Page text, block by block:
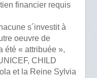
financier requis
s´investit à
oeuvre de
été « attribuée »,
CHILD
et la Reine Sylvia